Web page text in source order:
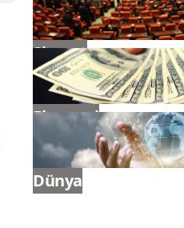
Siyaset
Ekonomi
Dünya